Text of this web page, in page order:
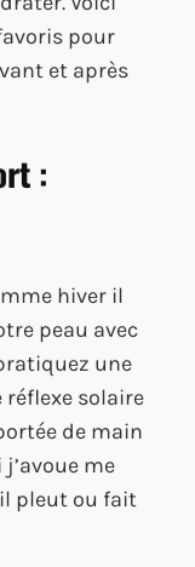
pour
et après
:
hiver il
peau avec
une
réflexe solaire
de main
me
pleut ou fait